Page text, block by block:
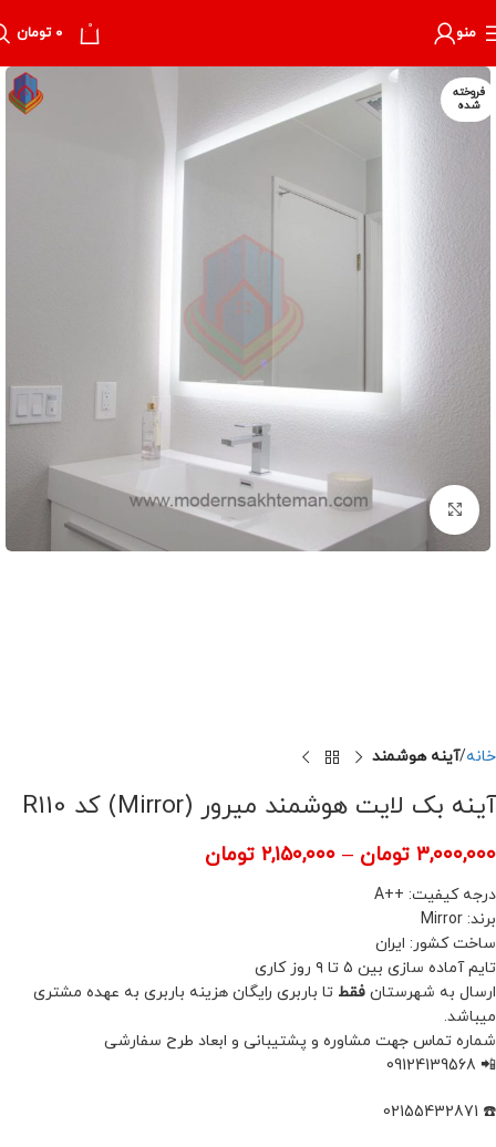
منو 0 ۰ تومان
فروخته
شده
برای بزرگنمایی کلیک کنید
خانه آینه هوشمند
آینه بک لایت هوشمند میرور (Mirror) کد R110
۳,۰۰۰,۰۰۰ تومان – ۲,۱۵۰,۰۰۰ تومان
درجه کیفیت: ++A
برند: Mirror
ساخت کشور: ایران
تایم آماده سازی بین ۵ تا ۹ روز کاری
ارسال به شهرستان فقط تا باربری رایگان هزینه باربری به عهده مشتری
میباشد.
شماره تماس جهت مشاوره و پشتیبانی و ابعاد طرح سفارشی
📲 09124139568
☎️ 02155432871